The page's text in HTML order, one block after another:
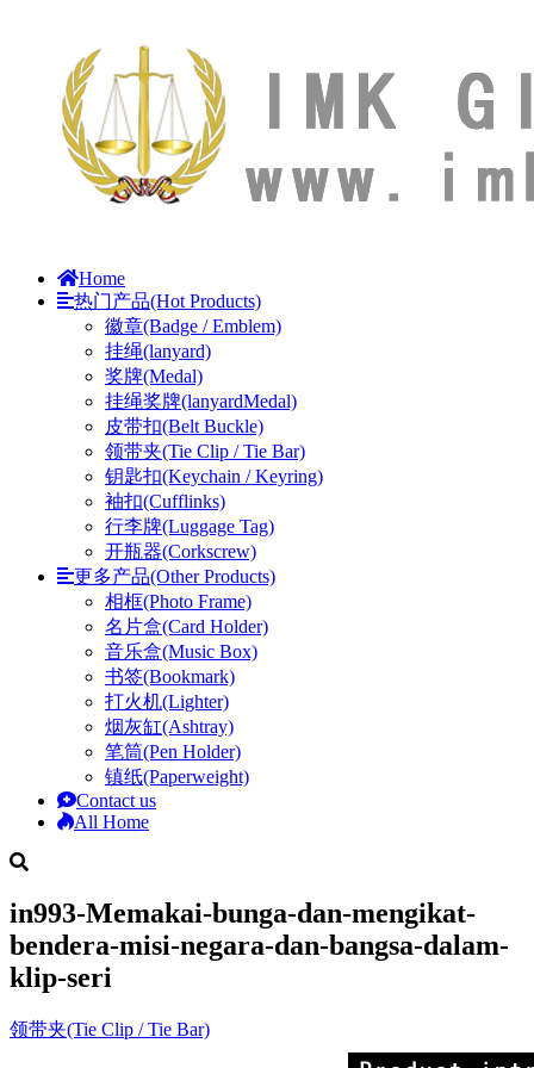
Home
热门产品(Hot Products)
徽章(Badge / Emblem)
挂绳(lanyard)
奖牌(Medal)
挂绳奖牌(lanyardMedal)
皮带扣(Belt Buckle)
领带夹(Tie Clip / Tie Bar)
钥匙扣(Keychain / Keyring)
袖扣(Cufflinks)
行李牌(Luggage Tag)
开瓶器(Corkscrew)
更多产品(Other Products)
相框(Photo Frame)
名片盒(Card Holder)
音乐盒(Music Box)
书签(Bookmark)
打火机(Lighter)
烟灰缸(Ashtray)
笔筒(Pen Holder)
镇纸(Paperweight)
Contact us
All Home
in993-Memakai-bunga-dan-mengikat-
bendera-misi-negara-dan-bangsa-dalam-
klip-seri
领带夹(Tie Clip / Tie Bar)